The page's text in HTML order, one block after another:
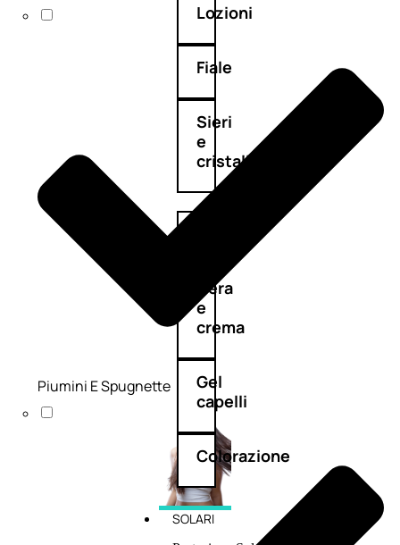
Lozioni
Fiale
Sieri
e
cristalli
Cera
e
crema
Gel
capelli
Colorazione
SOLARI
Piumini E Spugnette